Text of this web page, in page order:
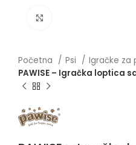
Početna Psi
Igračke za
PAWISE – Igračka loptica